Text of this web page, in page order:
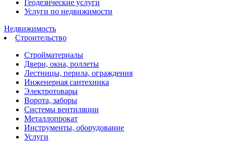
Геодезические услуги
Услуги по недвижимости
Недвижимость
Строительство
Стройматериалы
Двери, окна, роллеты
Лестницы, перила, ограждения
Инженерная сантехника
Электротовары
Ворота, заборы
Системы вентиляции
Металлопрокат
Инструменты, оборудование
Услуги